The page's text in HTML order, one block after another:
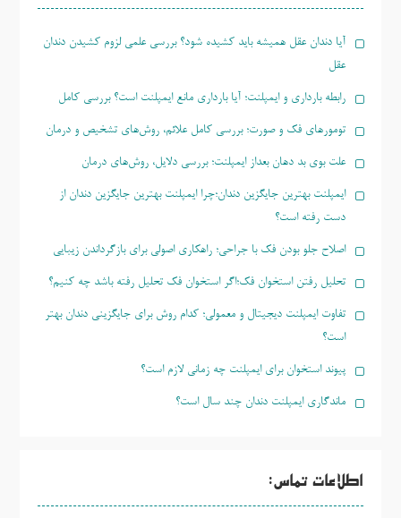
آیا دندان عقل همیشه باید کشیده شود؟ بررسی علمی لزوم کشیدن دندان
عقل
رابطه بارداری و ایمپلنت؛ آیا بارداری مانع ایمپلنت است؟ بررسی کامل
تومورهای فک و صورت؛ بررسی کامل علائم، روش‌های تشخیص و درمان
علت بوی بد دهان بعداز ایمپلنت؛ بررسی دلایل، روش‌های درمان
ایمپلنت بهترین جایگزین دندان؛چرا ایمپلنت بهترین جایگزین دندان از
دست رفته است؟
اصلاح جلو بودن فک با جراحی؛ راهکاری اصولی برای بازگرداندن زیبایی
تحلیل رفتن استخوان فک؛اگر استخوان فک تحلیل رفته باشد چه کنیم؟
تفاوت ایمپلنت دیجیتال و معمولی؛ کدام روش برای جایگزینی دندان بهتر
است؟
پیوند استخوان برای ایمپلنت چه زمانی لازم است؟
ماندگاری ایمپلنت دندان چند سال است؟
اطلاعات تماس: